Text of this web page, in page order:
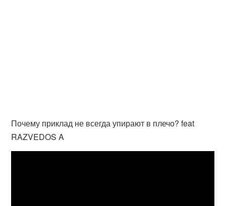
Почему приклад не всегда упирают в плечо? feat
RAZVEDOS A